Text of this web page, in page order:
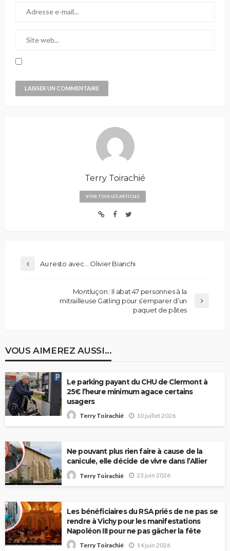
Terry Toirachié
VOIR TOUS LES ARTICLES
Au resto avec… Olivier Bianchi
Montluçon : Il abat 47 personnes à la
mitrailleuse Gatling pour s’emparer d’un
paquet de pâtes
VOUS AIMEREZ AUSSI...
Le parking payant du CHU de Clermont à
25€ l’heure minimum agace certains
usagers
Terry Toirachié 10 juillet 2026
Ne pouvant plus rien faire à cause de la
canicule, elle décide de vivre dans l’Allier
Terry Toirachié 23 juin 2026
Les bénéficiaires du RSA priés de ne pas se
rendre à Vichy pour les manifestations
Napoléon III pour ne pas gâcher la fête
Terry Toirachié 14 juin 2026